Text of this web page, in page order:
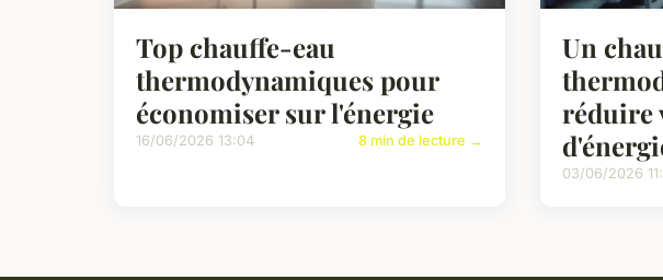
Top chauffe-eau
thermodynamiques pour
économiser sur l'énergie
16/06/2026 13:04 8 min de lecture →
Un
réduire
03/06/2026